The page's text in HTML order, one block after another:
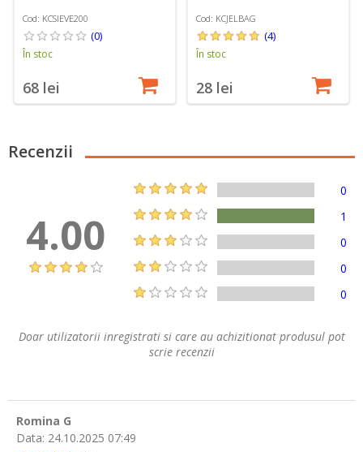
Cod: KCSIEVE200
(0)
În stoc
68 lei
Cod: KCJELBAG
(4)
În stoc
28 lei
Recenzii
4.00
0
1
0
0
0
Doar utilizatorii inregistrati si care au achizitionat produsul pot
scrie recenzii
Romina G
Data: 24.10.2025 07:49